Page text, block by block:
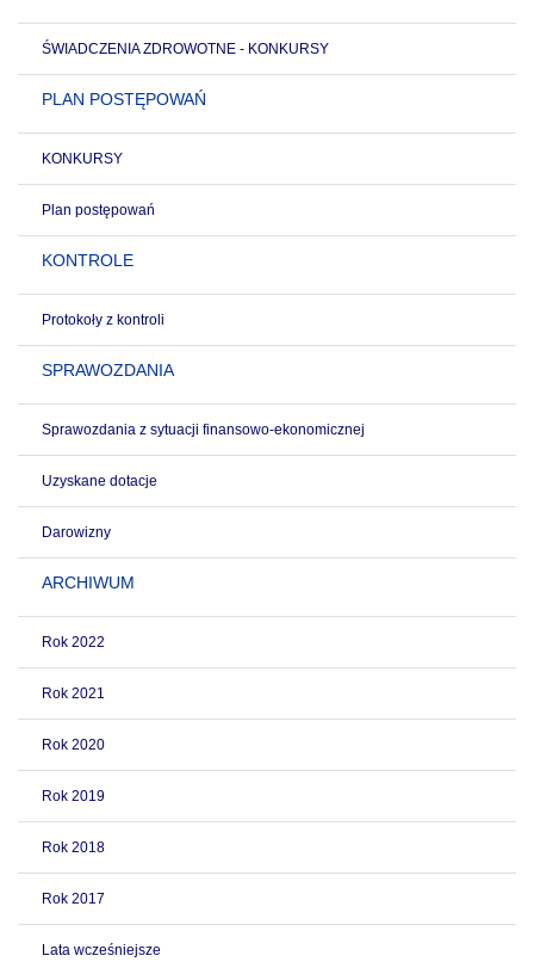
ŚWIADCZENIA ZDROWOTNE - KONKURSY
PLAN POSTĘPOWAŃ
KONKURSY
Plan postępowań
KONTROLE
Protokoły z kontroli
SPRAWOZDANIA
Sprawozdania z sytuacji finansowo-ekonomicznej
Uzyskane dotacje
Darowizny
ARCHIWUM
Rok 2022
Rok 2021
Rok 2020
Rok 2019
Rok 2018
Rok 2017
Lata wcześniejsze